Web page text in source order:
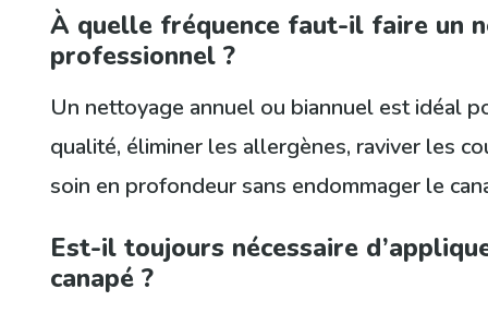
À quelle fréquence faut-il faire un
professionnel ?
Un nettoyage annuel ou biannuel est idéal
qualité, éliminer les allergènes, raviver les
soin en profondeur sans endommager le
Est-il toujours nécessaire
canapé ?